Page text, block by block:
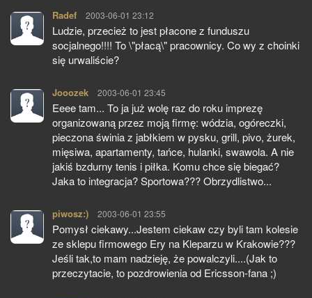
Radef pisze:
2003-06-01 23:12
Ludzie, przecież to jest płacone z funduszu
socjalnego!!!! To \"płacą\" pracownicy. Co wy z choinki
się urwaliście?
Jooozek pisze:
2003-06-01 23:45
Eeee tam... To ja już wolę raz do roku imprezę
organizowaną przez moją firmę: wódzia, ogóreczki,
pieczona świnia z jabłkiem w pysku, grill, pivo, żurek,
mięsiwa, apartamenty, tańce, hulanki, swawola. A nie
jakiś bzdurny tenis i piłka. Komu chce się biegać?
Jaka to integracja? Sportowa??? Obrzydlistwo...
piwosz:) pisze:
2003-06-01 23:55
Pomysł ciekawy...Jestem ciekaw czy byli tam kolesie
ze sklepu firmowego Ery na Kleparzu w Krakowie???
Jeśli tak,to mam nadzieję, że powalczyli....(Jak to
przeczytacie, to pozdrowienia od Ericsson-fana ;)